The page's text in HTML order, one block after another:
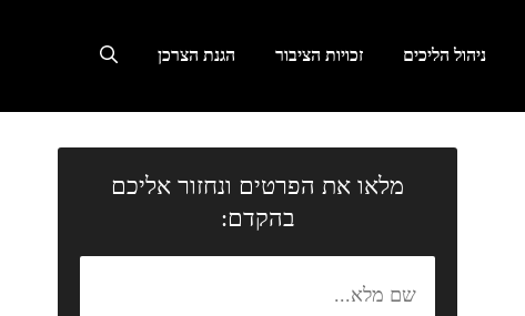
ניהול הליכים זכויות הציבור הגנת הצרכן
מלאו את הפרטים ונחזור אליכם
בהקדם: